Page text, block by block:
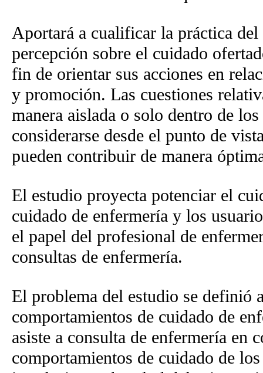
Aportará a cualificar la práctica
percepción sobre el cuidado
fin de orientar sus acciones en
y promoción. Las cuestiones
manera aislada o solo dentro de
considerarse desde el punto de
pueden contribuir de manera
El estudio proyecta potenciar el
cuidado de enfermería y los
el papel del profesional de
consultas de enfermería.
El problema del estudio se definió
comportamientos de cuidado de
asiste a consulta de enfermería en
comportamientos de cuidado de